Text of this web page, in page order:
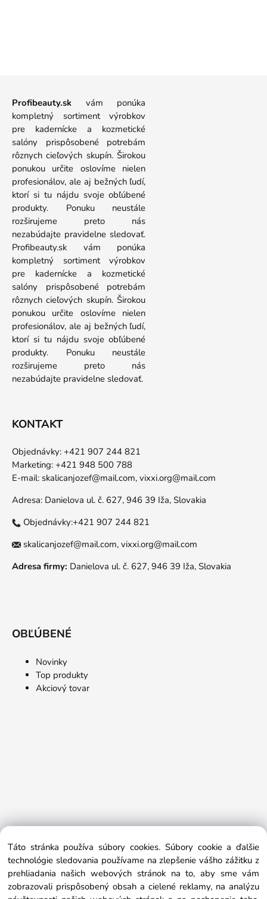
Profibeauty.sk vám ponúka
kompletný sortiment výrobkov
pre kadernícke a kozmetické
salóny prispôsobené potrebám
rôznych cieľových skupín. Širokou
ponukou určite oslovíme nielen
profesionálov, ale aj bežných ľudí,
ktorí si tu nájdu svoje obľúbené
produkty. Ponuku neustále
rozširujeme preto nás
nezabúdajte pravidelne sledovať.
Profibeauty.sk vám ponúka
kompletný sortiment výrobkov
pre kadernícke a kozmetické
salóny prispôsobené potrebám
rôznych cieľových skupín. Širokou
ponukou určite oslovíme nielen
profesionálov, ale aj bežných ľudí,
ktorí si tu nájdu svoje obľúbené
produkty. Ponuku neustále
rozširujeme preto nás
nezabúdajte pravidelne sledovať.
KONTAKT
Objednávky: +421 907 244 821
Marketing: +421 948 500 788
E-mail: skalicanjozef@mail.com, vixxi.org@mail.com
Adresa: Danielova ul. č. 627, 946 39 Iža, Slovakia
Objednávky:+421 907 244 821
skalicanjozef@mail.com, vixxi.org@mail.com
Adresa firmy: Danielova ul. č. 627, 946 39 Iža, Slovakia
OBĽÚBENÉ
Novinky
Top produkty
Akciový tovar
Táto stránka používa súbory cookies. Súbory cookie a ďalšie
technológie sledovania používame na zlepšenie vášho zážitku z
prehliadania našich webových stránok na to, aby sme vám
zobrazovali prispôsobený obsah a cielené reklamy, na analýzu